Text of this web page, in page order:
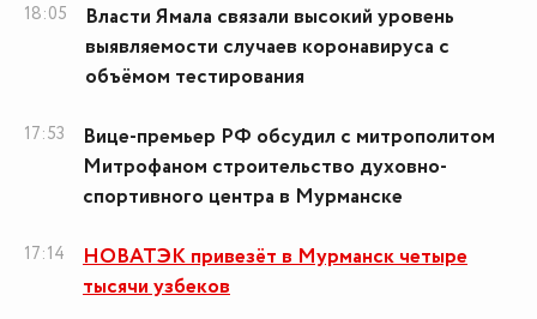
18:05
Власти Ямала связали высокий уровень
выявляемости случаев коронавируса с
объёмом тестирования
17:53
Вице-премьер РФ обсудил с митрополитом
Митрофаном строительство духовно-
спортивного центра в Мурманске
17:14
НОВАТЭК привезёт в Мурманск четыре
тысячи узбеков